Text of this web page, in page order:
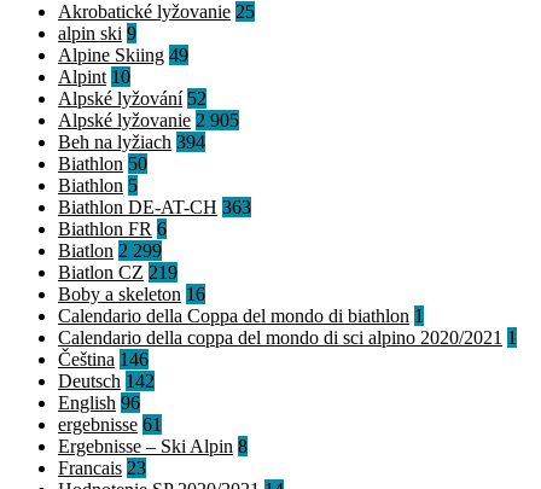
Akrobatické lyžovanie 25
alpin ski 9
Alpine Skiing 49
Alpint 10
Alpské lyžování 52
Alpské lyžovanie 2 905
Beh na lyžiach 394
Biathlon 50
Biathlon 5
Biathlon DE-AT-CH 363
Biathlon FR 6
Biatlon 2 299
Biatlon CZ 219
Boby a skeleton 16
Calendario della Coppa del mondo di biathlon 1
Calendario della coppa del mondo di sci alpino 2020/2021 1
Čeština 146
Deutsch 142
English 96
ergebnisse 61
Ergebnisse – Ski Alpin 8
Francais 23